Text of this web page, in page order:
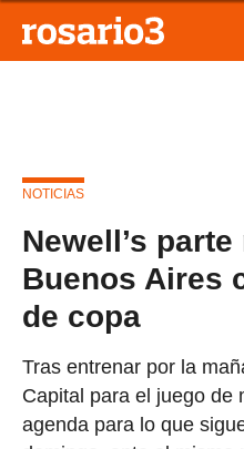
NOTICIAS
Newell’s
Buenos Aires
de copa
Tras entrenar por la
Capital para el juego de
agenda para lo que